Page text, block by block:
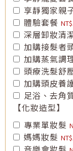
享靜獨家親
體驗套餐
深層卸妝清
加購接髮者
加購蒸氣調
頭療洗髮舒
加購頭皮養
足浴、去角
【化妝造型】
專業單妝髮
媽媽妝髮